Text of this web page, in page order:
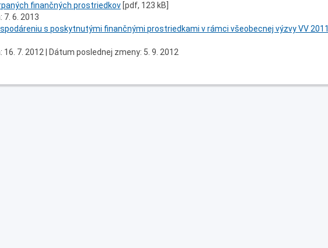
finančných prostriedkov [pdf, 123 kB]
7. 6. 2013
s poskytnutými finančnými prostriedkami v rámci všeobecnej výzvy VV 2011
7. 2012 |
Dátum poslednej zmeny: 5. 9. 2012